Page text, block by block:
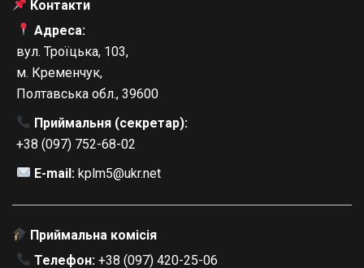
Контакти
Адреса:
вул. Троїцька, 103,
м. Кременчук,
Полтавська обл., 39600
Приймальня (секретар):
+38 (097) 752-68-02
E-mail: kplm5@ukr.net
Приймальна комісія
Телефон: +38 (097) 420-25-06